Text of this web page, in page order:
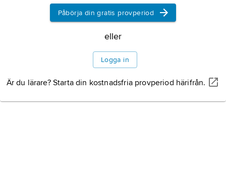
Påbörja din gratis provperiod
eller
Logga in
Är du lärare? Starta din kostnadsfria provperiod härifrån.